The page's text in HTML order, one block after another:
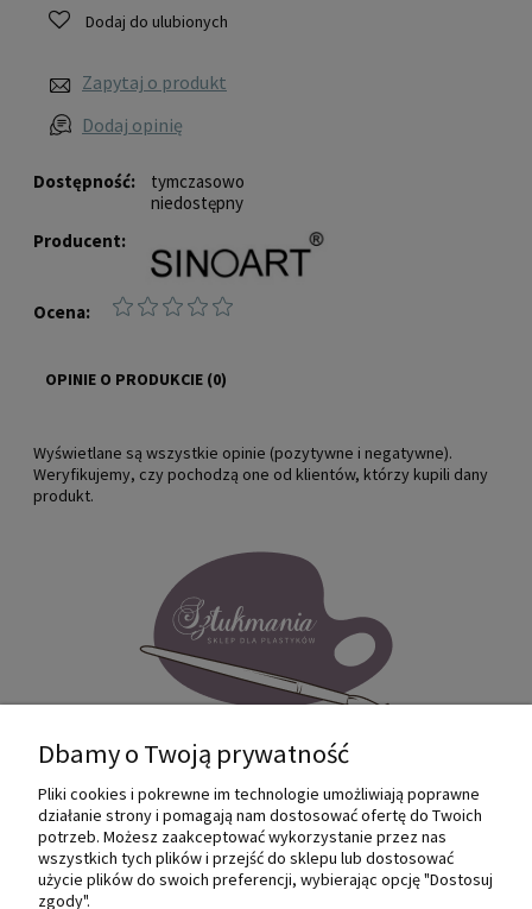
Dostępność:
tymczasowo
niedostępny
Producent:
Ocena:
Dodaj do ulubionych
Zapytaj o produkt
Dodaj opinię
OPINIE O PRODUKCIE (0)
Wyświetlane są wszystkie opinie (pozytywne i negatywne).
Weryfikujemy, czy pochodzą one od klientów, którzy kupili dany
produkt.
Internetowy sklep dla plastyków
SZTUKMANIA. Profesjonalne artykuły dla
małych i dużych artystów.
Dbamy o Twoją prywatność
Pliki cookies i pokrewne im technologie umożliwiają poprawne
działanie strony i pomagają nam dostosować ofertę do Twoich
potrzeb. Możesz zaakceptować wykorzystanie przez nas
wszystkich tych plików i przejść do sklepu lub dostosować
użycie plików do swoich preferencji, wybierając opcję "Dostosuj
zgody".